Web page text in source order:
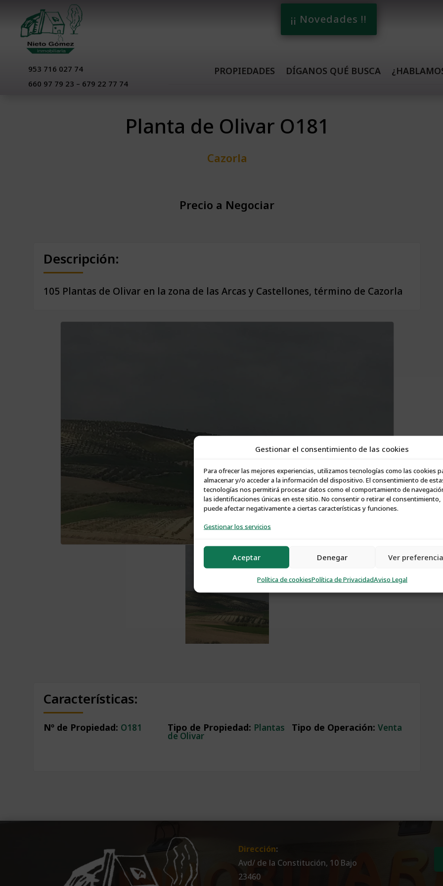
Gestionar el consentimiento de las cookies
Para ofrecer las mejores experiencias, utilizamos tecnologías como las cookies
almacenar y/o acceder a la información del dispositivo. El consentimiento de
tecnologías nos permitirá procesar datos como el comportamiento de
las identificaciones únicas en este sitio. No consentir o retirar el consentimiento,
puede afectar negativamente a ciertas características y funciones.
Gestionar los servicios
Aceptar Denegar Ver
Política de cookiesPolítica de PrivacidadAviso Legal
¡¡ Novedades !!
953 716 027 74
660 97 79 23 – 679 22 77 74
PROPIEDADES DÍGANOS QUÉ BUSCA
Planta de Olivar O181
Cazorla
Precio a Negociar
Descripción:
105 Plantas de Olivar en la zona de las Arcas y Castellones, término de Cazorla
Características:
Nº de Propiedad: O181 Tipo de Propiedad: Plantas
de Olivar
Tipo de Operación: Venta
Dirección:
Avd/ de la Constitución, 10 Bajo
23460